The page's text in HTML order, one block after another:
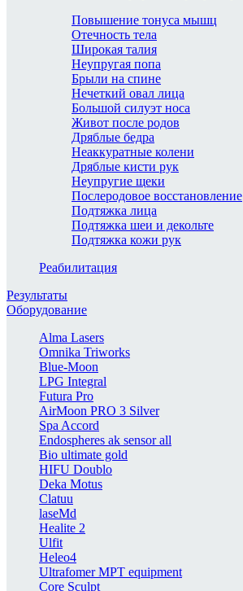
Повышение тонуса мышц
Отечность тела
Широкая талия
Неупругая попа
Брыли на спине
Нечеткий овал лица
Большой силуэт носа
Живот после родов
Дряблые бедра
Неаккуратные колени
Дряблые кисти рук
Неупругие щеки
Послеродовое восстановление
Подтяжка лица
Подтяжка шеи и декольте
Подтяжка кожи рук
Реабилитация
Результаты
Оборудование
Alma Lasers
Omnika Triworks
Blue-Moon
LPG Integral
Futura Pro
AirMoon PRO 3 Silver
Spa Accord
Endospheres ak sensor all
Bio ultimate gold
HIFU Doublo
Deka Motus
Clatuu
laseMd
Healite 2
Ulfit
Heleo4
Ultrafomer MPT equipment
Core Sculpt